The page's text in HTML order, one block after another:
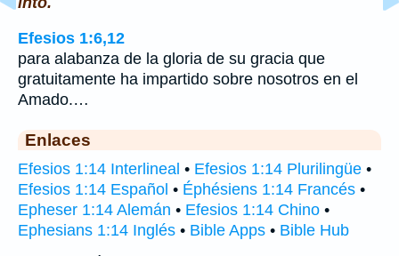
Efesios 1:6,12
para alabanza de la gloria de su gracia que
gratuitamente ha impartido sobre nosotros en el
Amado.…
Enlaces
Efesios 1:14 Interlineal • Efesios 1:14 Plurilingüe •
Efesios 1:14 Español • Éphésiens 1:14 Francés •
Epheser 1:14 Alemán • Efesios 1:14 Chino •
Ephesians 1:14 Inglés • Bible Apps • Bible Hub